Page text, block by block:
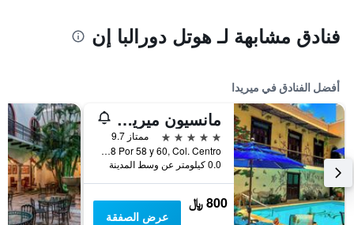
فنادق مشابهة لـ هوتل دورالبا إن
أفضل الفنادق في ميريدا
مانسيون ميريدا هوتل بوتيك - ريستورانت
5 نجوم
ممتاز 9.7
C. 59 #498 Por 58 y 60, Col. Centro, ميريدا, ولاية يوكاتان, المكسيك
0.0 كيلومتر عن وسط المدينة
800 ﷼
عرض الصفقة